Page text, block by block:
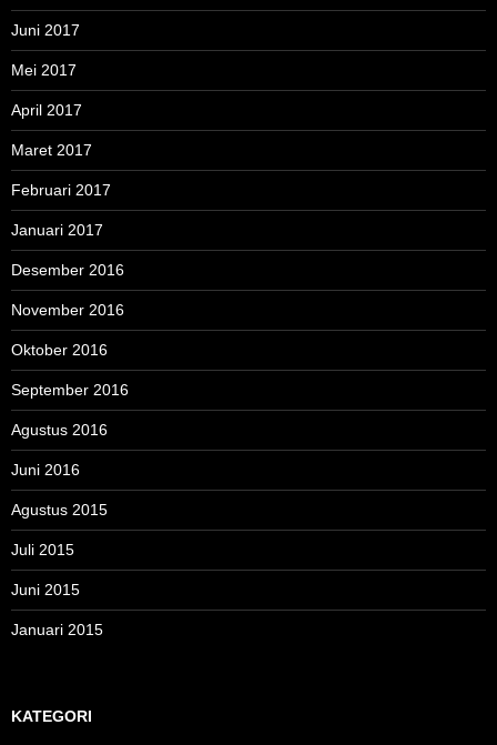
Juni 2017
Mei 2017
April 2017
Maret 2017
Februari 2017
Januari 2017
Desember 2016
November 2016
Oktober 2016
September 2016
Agustus 2016
Juni 2016
Agustus 2015
Juli 2015
Juni 2015
Januari 2015
KATEGORI